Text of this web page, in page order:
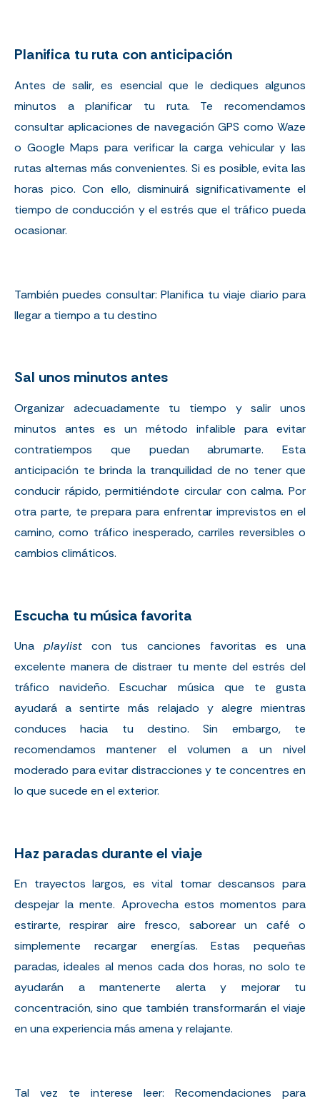
Planifica tu ruta con anticipación
Antes de salir, es esencial que le dediques algunos
minutos a planificar tu ruta. Te recomendamos
consultar aplicaciones de navegación GPS como Waze
o Google Maps para verificar la carga vehicular y las
rutas alternas más convenientes. Si es posible, evita las
horas pico. Con ello, disminuirá significativamente el
tiempo de conducción y el estrés que el tráfico pueda
ocasionar.
También puedes consultar:Planifica tu viaje diario para
llegar a tiempo a tu destino
Sal unos minutos antes
Organizar adecuadamente tu tiempo y salir unos
minutos antes es un método infalible para evitar
contratiempos que puedan abrumarte. Esta
anticipación te brinda la tranquilidad de no tener que
conducir rápido, permitiéndote circular con calma. Por
otra parte, te prepara para enfrentar imprevistos en el
camino, como tráfico inesperado, carriles reversibles o
cambios climáticos.
Escucha tu música favorita
Una playlistcon tus canciones favoritas es una
excelente manera de distraer tu mente del estrés del
tráfico navideño. Escuchar música que te gusta
ayudará a sentirte más relajado y alegre mientras
conduces hacia tu destino. Sin embargo, te
recomendamos mantener el volumen a un nivel
moderado para evitar distracciones y te concentres en
lo que sucede en el exterior.
Haz paradas durante el viaje
En trayectos largos, es vital tomar descansos para
despejar la mente. Aprovecha estos momentos para
estirarte, respirar aire fresco, saborear un café o
simplemente recargar energías. Estas pequeñas
paradas, ideales al menos cada dos horas, no solo te
ayudarán a mantenerte alerta y mejorar tu
concentración, sino que también transformarán el viaje
en una experiencia más amena y relajante.
Tal vez te interese leer: Recomendaciones para